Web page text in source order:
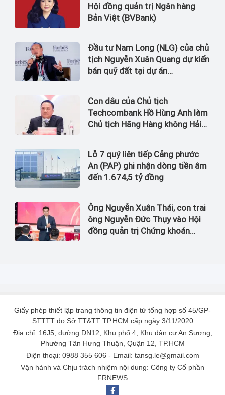
Hội đồng quản trị Ngân hàng
Bản Việt (BVBank)
Đầu tư Nam Long (NLG) của chủ
tịch Nguyễn Xuân Quang dự kiến
bán quỹ đất tại dự án
Con dâu của Chủ tịch
Techcombank Hồ Hùng Anh làm
Chủ tịch Hãng Hàng không Hải
Lỗ 7 quý liên tiếp Cảng phước
An (PAP) ghi nhận dòng tiền âm
đến 1.674,5 tỷ đồng
Ông Nguyễn Xuân Thái, con trai
ông Nguyễn Đức Thụy vào Hội
đồng quản trị Chứng khoán
Giấy phép thiết lập trang thông tin điện tử tổng hợp số 45/GP-
STTTT do Sở TT&TT TP.HCM cấp ngày 3/11/2020
Địa chỉ: 16J5, đường DN12, Khu phố 4, Khu dân cư An Sương,
Phường Tân Hưng Thuận, Quận 12, TP.HCM
Điện thoại: 0988 355 606 - Email: tansg.le@gmail.com
Vận hành và Chịu trách nhiệm nội dung: Công ty Cổ phần
FRNEWS